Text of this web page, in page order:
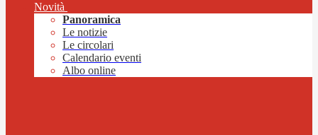
Novità
Panoramica
Le notizie
Le circolari
Calendario eventi
Albo online